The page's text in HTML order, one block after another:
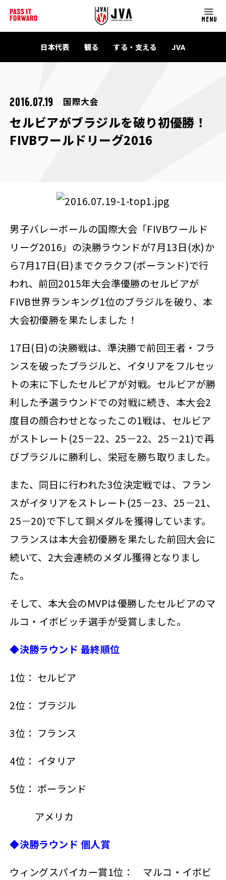
MENU
日本代表 観る する・支える JVA
2016.07.19 国際大会
セルビアがブラジルを破り初優勝！
FIVBワールドリーグ2016
男子バレーボールの国際大会「FIVBワールド
リーグ2016」の決勝ラウンドが7月13日(水)か
ら7月17日(日)までクラクフ(ポーランド)で行
われ、前回2015年大会準優勝のセルビアが
FIVB世界ランキング1位のブラジルを破り、本
大会初優勝を果たしました！
17日(日)の決勝戦は、準決勝で前回王者・フラ
ンスを破ったブラジルと、イタリアをフルセッ
トの末に下したセルビアが対戦。セルビアが勝
利した予選ラウンドでの対戦に続き、本大会2
度目の顔合わせとなったこの1戦は、セルビア
がストレート(25－22、25－22、25－21)で再
びブラジルに勝利し、栄冠を勝ち取りました。
また、同日に行われた3位決定戦では、フラン
スがイタリアをストレート(25－23、25－21、
25－20)で下して銅メダルを獲得しています。
フランスは本大会初優勝を果たした前回大会に
続いて、2大会連続のメダル獲得となりまし
た。
そして、本大会のMVPは優勝したセルビアのマ
ルコ・イボビッチ選手が受賞しました。
◆決勝ラウンド 最終順位
1位： セルビア
2位： ブラジル
3位： フランス
4位： イタリア
5位： ポーランド
アメリカ
◆決勝ラウンド 個人賞
ウィングスパイカー賞1位： マルコ・イボビ